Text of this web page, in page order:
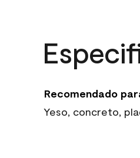
Recomendado
Yeso, concreto,